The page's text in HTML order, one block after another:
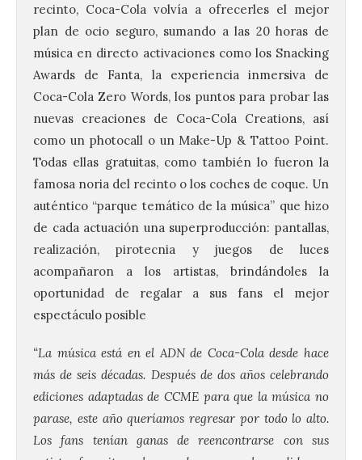
recinto, Coca-Cola volvía a ofrecerles el mejor
plan de ocio seguro, sumando a las 20 horas de
música en directo activaciones como los Snacking
Awards de Fanta, la experiencia inmersiva de
Coca-Cola Zero Words, los puntos para probar las
nuevas creaciones de Coca-Cola Creations, así
como un photocall o un Make-Up & Tattoo Point.
Todas ellas gratuitas, como también lo fueron la
famosa noria del recinto o los coches de coque. Un
auténtico “parque temático de la música” que hizo
de cada actuación una superproducción: pantallas,
realización, pirotecnia y juegos de luces
acompañaron a los artistas, brindándoles la
oportunidad de regalar a sus fans el mejor
espectáculo posible
“La música está en el ADN de Coca-Cola desde hace
más de seis décadas. Después de dos años celebrando
ediciones adaptadas de CCME para que la música no
parase, este año queríamos regresar por todo lo alto.
Los fans tenían ganas de reencontrarse con sus